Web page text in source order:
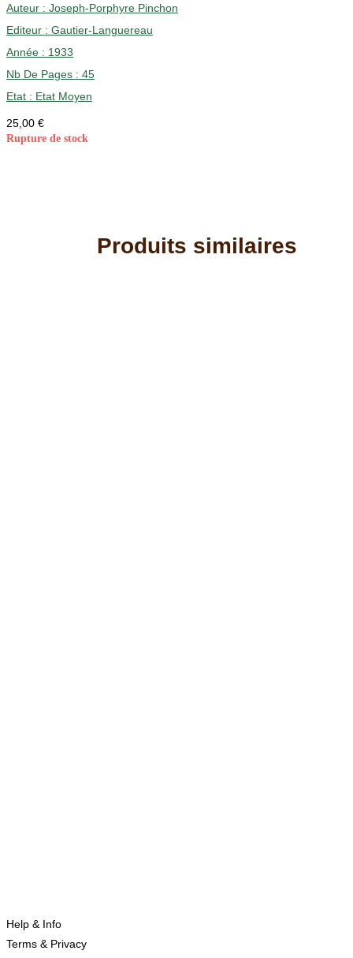
Auteur : Joseph-Porphyre Pinchon
Editeur : Gautier-Languereau
Année : 1933
Nb De Pages : 45
Etat : Etat Moyen
25,00 €
Rupture de stock
Produits similaires
Help & Info
Terms & Privacy